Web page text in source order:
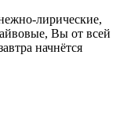
лирические,
Вы от всей
начнётся